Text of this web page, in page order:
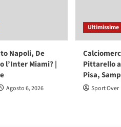
Napoli, De
l’Inter Miami? |
Agosto 6, 2026
Ultimissime
Pittarello
Pisa,
Sport Over